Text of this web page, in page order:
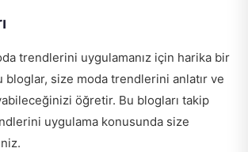
trendlerini uygulamanız için harika bir
bloglar, size moda trendlerini anlatır ve
öğretir. Bu blogları takip
uygulama konusunda size